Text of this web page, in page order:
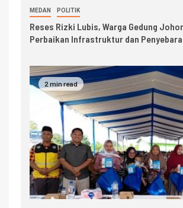
MEDAN POLITIK
Reses Rizki Lubis, Warga Gedung
Perbaikan Infrastruktur dan
2 min read